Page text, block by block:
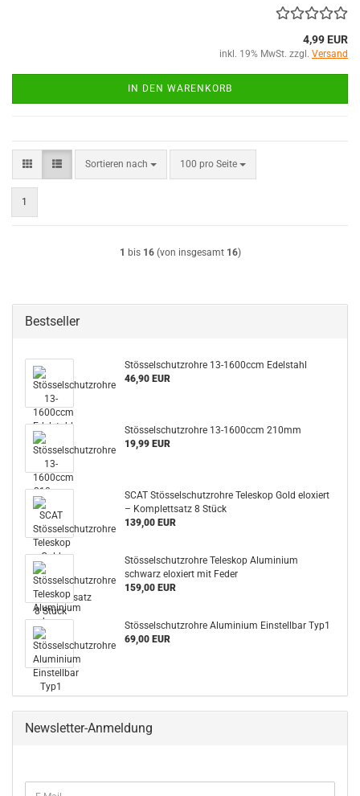
4,99 EUR
inkl. 19% MwSt. zzgl. Versand
IN DEN WARENKORB
Sortieren nach
Sortieren nach 100 pro Seite
pro Seite
1
1 bis 16(von insgesamt 16)
Bestseller
Stösselschutzrohre 13-1600ccm Edelstahl
46,90 EUR
Stösselschutzrohre 13-1600ccm 210mm
19,99 EUR
SCAT Stösselschutzrohre Teleskop Gold eloxiert
– Komplettsatz 8 Stück
139,00 EUR
Stösselschutzrohre Teleskop Aluminium
schwarz eloxiert mit Feder
159,00 EUR
Stösselschutzrohre Aluminium Einstellbar Typ1
69,00 EUR
Newsletter-Anmeldung